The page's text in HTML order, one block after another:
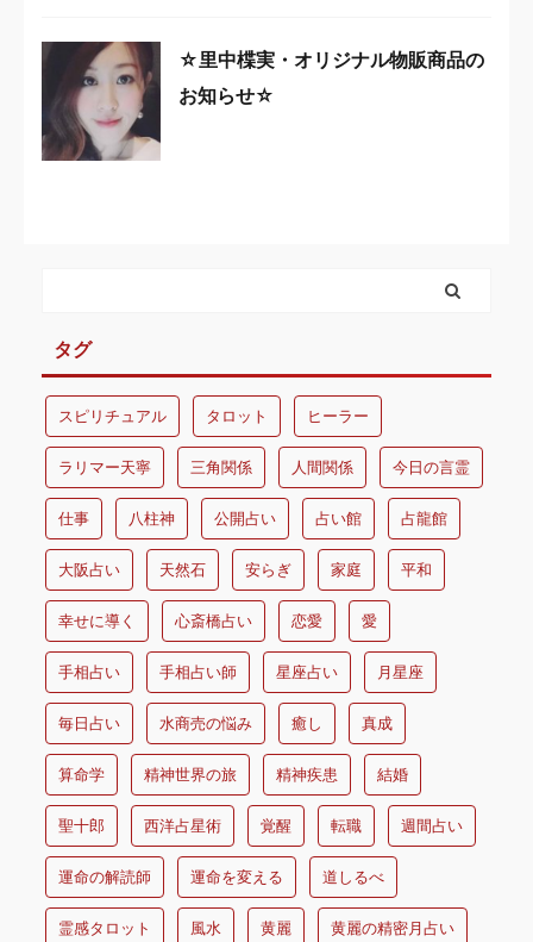
☆里中楪実・オリジナル物販商品の
お知らせ☆
タグ
スピリチュアル タロット ヒーラー
ラリマー天寧 三角関係 人間関係 今日の言霊
仕事 八柱神 公開占い 占い館 占龍館
大阪占い 天然石 安らぎ 家庭 平和
幸せに導く 心斎橋占い 恋愛 愛
手相占い 手相占い師 星座占い 月星座
毎日占い 水商売の悩み 癒し 真成
算命学 精神世界の旅 精神疾患 結婚
聖十郎 西洋占星術 覚醒 転職 週間占い
運命の解読師 運命を変える 道しるべ
霊感タロット 風水 黄麗 黄麗の精密月占い